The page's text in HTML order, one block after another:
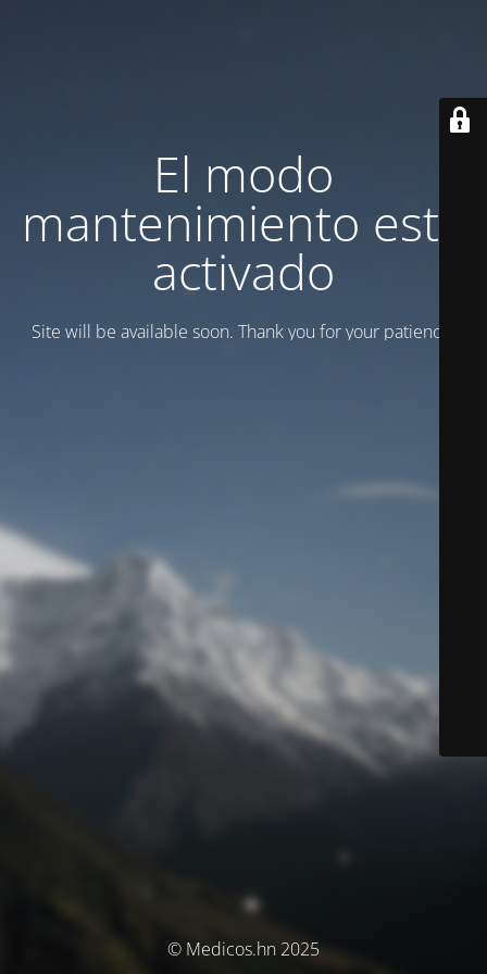
El modo
mantenimiento está
activado
Site will be available soon. Thank you for your patience!
© Medicos.hn 2025